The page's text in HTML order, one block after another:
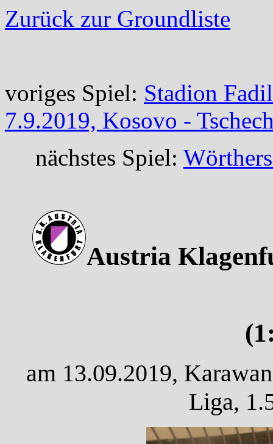
Zurück zur Groundliste
voriges Spiel: Stadion
7.9.2019, Kosovo -
nächstes Spiel:
Austria
am 13.09.2019,
Liga,